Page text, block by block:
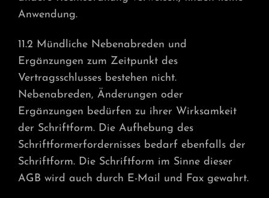
Anwendung.
11.2 Mündliche Nebenabreden und
Ergänzungen zum Zeitpunkt des
Vertragsschlusses bestehen nicht.
Nebenabreden, Änderungen oder
Ergänzungen bedürfen zu ihrer Wirksamkeit
der Schriftform. Die Aufhebung des
Schriftformerfordernisses bedarf ebenfalls der
Schriftform. Die Schriftform im Sinne dieser
AGB wird auch durch E-Mail und Fax gewahrt.